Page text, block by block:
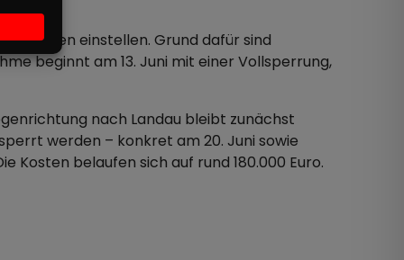
einstellen. Grund dafür sind
beginnt am 13. Juni mit einer Vollsperrung,
nach Landau bleibt zunächst
werden – konkret am 20. Juni sowie
Kosten belaufen sich auf rund 180.000 Euro.